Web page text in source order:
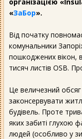
«ЗаБор».
Від початку
комунальники
пошкоджених вікон,
тисяч листів OSB.
Це величезний
законсервувати
будівель. Проте
яких забиті глухою
людей (особливо у